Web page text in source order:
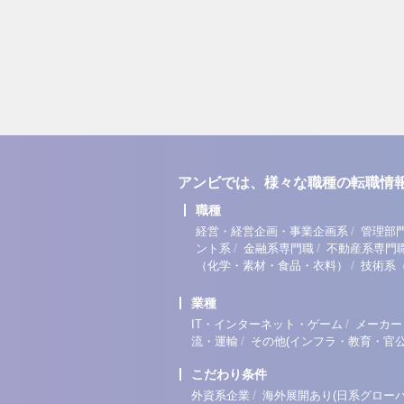
アンビでは、様々な職種の転職情
職種
経営・経営企画・事業企画系 / 管理部
ント系 / 金融系専門職 / 不動産系専門
（化学・素材・食品・衣料）
/ 技術系
業種
IT・インターネット・ゲーム / メーカー
流・運輸 / その他(インフラ・教育・官
こだわり条件
外資系企業 / 海外展開あり(日系グロー